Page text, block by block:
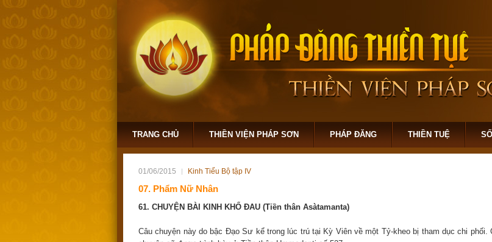
TRANG CHỦ THIỀN VIỆN PHÁP SƠN PHÁP ĐĂNG THIỀN TUỆ
01/06/2015 Kinh Tiểu Bộ tập IV
07. Phẩm Nữ Nhân
61. CHUYỆN BÀI KINH KHỔ ĐAU (Tiền thân Asàtamanta)
Câu chuyện này do bậc Đạo Sư kể trong lúc trú tại Kỳ Viên về một Tỷ-kheo bị tham dục chi phối.